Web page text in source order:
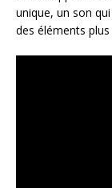
unique, un son
des éléments